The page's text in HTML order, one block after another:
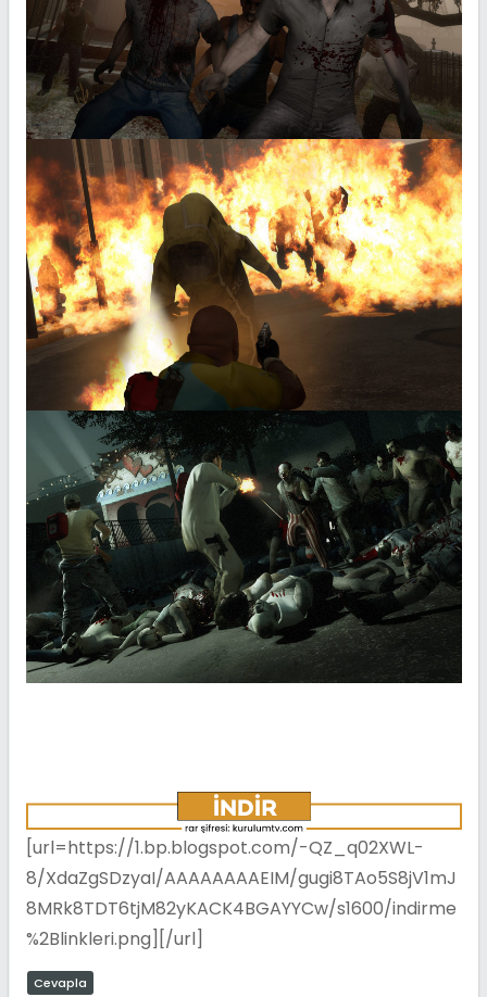
[url=https://1.bp.blogspot.com/-QZ_q02XWL-
8/XdaZgSDzyaI/AAAAAAAAEIM/gugi8TAo5S8jV1mJ
8MRk8TDT6tjM82yKACK4BGAYYCw/s1600/indirme
%2Blinkleri.png][/url]
Cevapla